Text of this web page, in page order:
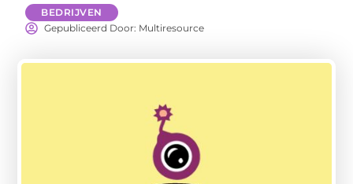
BEDRIJVEN
Gepubliceerd Door: Multiresource